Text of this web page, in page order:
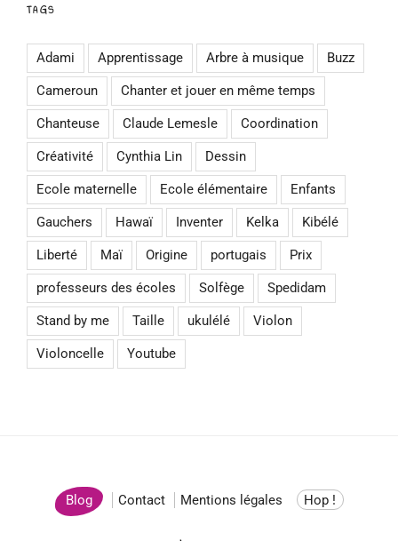
TAGS
Adami Apprentissage Arbre à musique Buzz
Cameroun Chanter et jouer en même temps
Chanteuse Claude Lemesle Coordination
Créativité Cynthia Lin Dessin
Ecole maternelle Ecole élémentaire Enfants
Gauchers Hawaï Inventer Kelka Kibélé
Liberté Maï Origine portugais Prix
professeurs des écoles Solfège Spedidam
Stand by me Taille ukulélé Violon
Violoncelle Youtube
Blog Contact Mentions légales Hop !